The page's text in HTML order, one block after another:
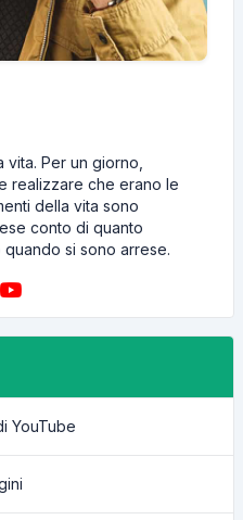
Per un giorno,
realizzare che erano le
della vita sono
conto di quanto
si sono arrese.
YouTube